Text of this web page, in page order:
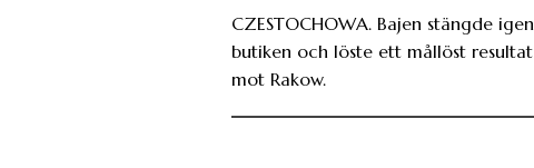
CZESTOCHOWA. Bajen stängde igen
butiken och löste ett mållöst resultat
mot Rakow.